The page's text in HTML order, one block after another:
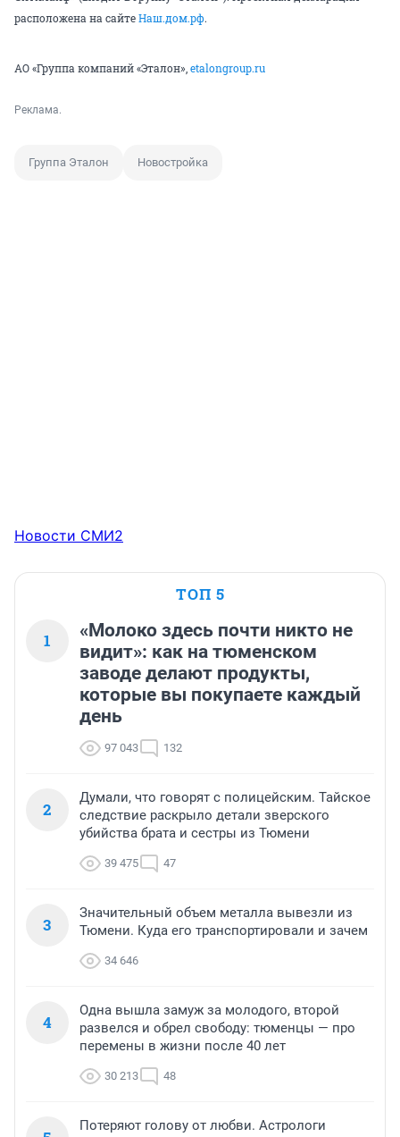
расположена на сайтеНаш.дом.рф.
АО «Группа компаний «Эталон», etalongroup.ru
Реклама.
Группа Эталон Новостройка
Новости СМИ2
ТОП 5
1
«Молоко здесь почти никто не
видит»: как на тюменском
заводе делают продукты,
которые вы покупаете каждый
день
97 043 132
2
Думали, что говорят с полицейским. Тайское
следствие раскрыло детали зверского
убийства брата и сестры из Тюмени
39 475 47
3
Значительный объем металла вывезли из
Тюмени. Куда его транспортировали и зачем
34 646
4
Одна вышла замуж за молодого, второй
развелся и обрел свободу: тюменцы — про
перемены в жизни после 40 лет
30 213 48
Потеряют голову от любви. Астрологи